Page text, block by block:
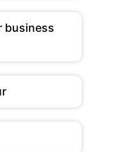
business